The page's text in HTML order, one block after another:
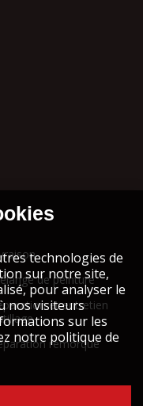
de peinture
et entretien
remorque